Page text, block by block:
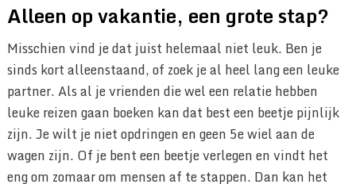
Alleen op vakantie, een grote stap?
Misschien vind je dat juist helemaal niet leuk. Ben je
sinds kort alleenstaand, of zoek je al heel lang een leuke
partner. Als al je vrienden die wel een relatie hebben
leuke reizen gaan boeken kan dat best een beetje pijnlijk
zijn. Je wilt je niet opdringen en geen 5e wiel aan de
wagen zijn. Of je bent een beetje verlegen en vindt het
eng om zomaar om mensen af te stappen. Dan kan het